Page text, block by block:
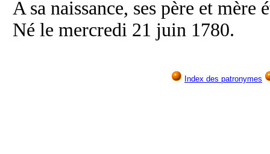
A sa naissance, ses père et mère
Né le mercredi 21 juin 1780.
Index des patronymes